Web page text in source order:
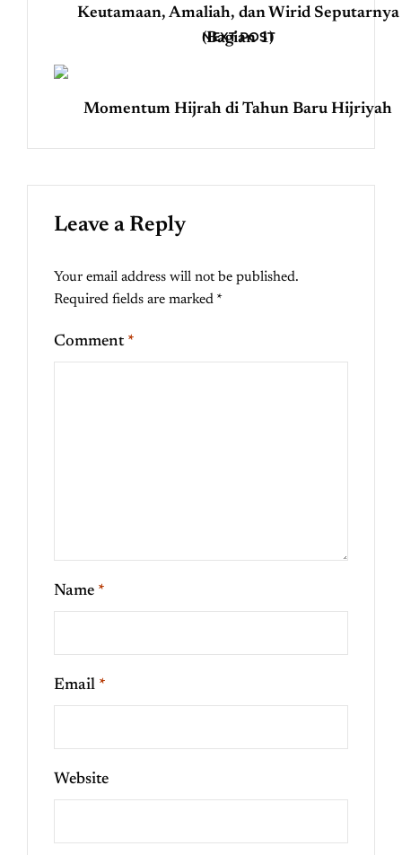
Keutamaan, Amaliah, dan Wirid Seputarnya
(Bagian 1)
NEXT POST
Momentum Hijrah di Tahun Baru Hijriyah
Leave a Reply
Your email address will not be published.
Required fields are marked *
Comment *
Name *
Email *
Website